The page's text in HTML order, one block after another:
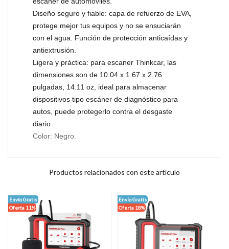
Diseño seguro y fiable: capa de refuerzo de EVA,
protege mejor tus equipos y no se ensuciarán
con el agua. Función de protección anticaídas y
antiextrusión.
Ligera y práctica: para escaner Thinkcar, las
dimensiones son de 10.04 x 1.67 x 2.76
pulgadas, 14.11 oz, ideal para almacenar
dispositivos tipo escáner de diagnóstico para
autos, puede protegerlo contra el desgaste
diario.
Color: Negro.
Productos relacionados con este artículo
Envío Gratis
Oferta 11%
Envío Gratis
Oferta 18%